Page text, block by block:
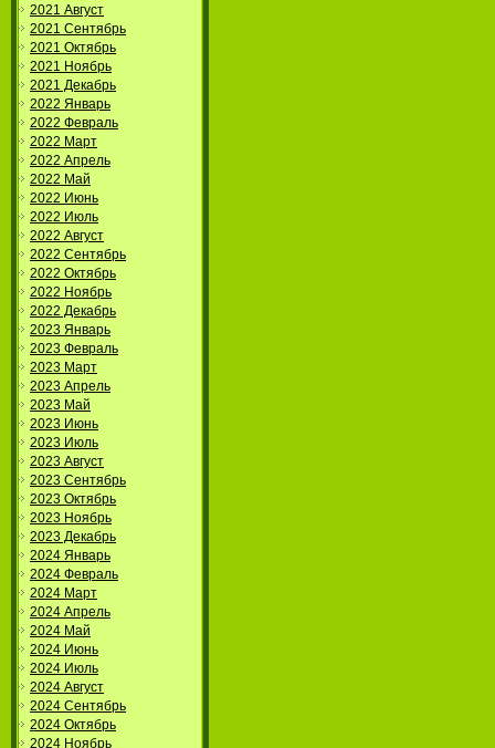
2021 Август
2021 Сентябрь
2021 Октябрь
2021 Ноябрь
2021 Декабрь
2022 Январь
2022 Февраль
2022 Март
2022 Апрель
2022 Май
2022 Июнь
2022 Июль
2022 Август
2022 Сентябрь
2022 Октябрь
2022 Ноябрь
2022 Декабрь
2023 Январь
2023 Февраль
2023 Март
2023 Апрель
2023 Май
2023 Июнь
2023 Июль
2023 Август
2023 Сентябрь
2023 Октябрь
2023 Ноябрь
2023 Декабрь
2024 Январь
2024 Февраль
2024 Март
2024 Апрель
2024 Май
2024 Июнь
2024 Июль
2024 Август
2024 Сентябрь
2024 Октябрь
2024 Ноябрь